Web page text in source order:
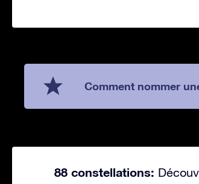
Comment nommer
88 constellations: